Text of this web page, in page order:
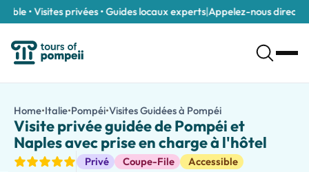
• Visites privées • Guides locaux experts|Appelez-nous
/fr/tours/visite-privee-guidee-de-pompei-et-naples-avec-
Explorez la Pompéi antique et le centre historique de Naples
Découvrez deux des destinations les plus fascinantes du sud
Continuez votrevisite privée de Naples, en explorant le
Choisissez laVersion Originalepour une expérience de visite
Home•Italie•Pompéi•Visites Guidées à PompéiVisite privée
Visite privée guidée de Pompéi et
Naples avec prise en charge à l'hôtel
Privé Coupe-File Accessible
Visites guidées